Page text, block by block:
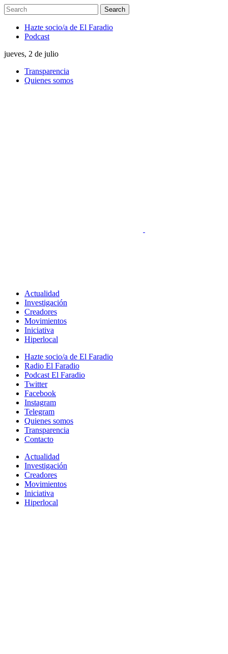
Hazte socio/a de El Faradio
Podcast
jueves, 2 de julio
Transparencia
Quienes somos
Actualidad
Investigación
Creadores
Movimientos
Iniciativa
Hiperlocal
Hazte socio/a de El Faradio
Radio El Faradio
Podcast El Faradio
Twitter
Facebook
Instagram
Telegram
Quienes somos
Transparencia
Contacto
Actualidad
Investigación
Creadores
Movimientos
Iniciativa
Hiperlocal